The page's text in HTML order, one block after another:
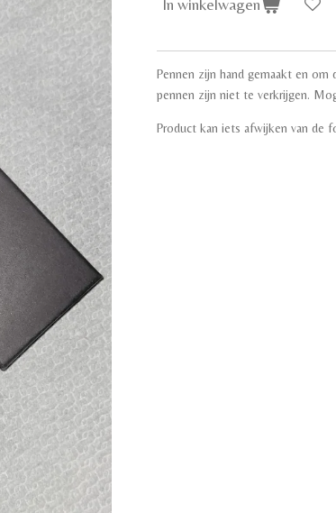
In winkelwagen
Pennen zijn hand gemaakt en om
pennen zijn niet te verkrijgen.
Product kan iets afwijken van de